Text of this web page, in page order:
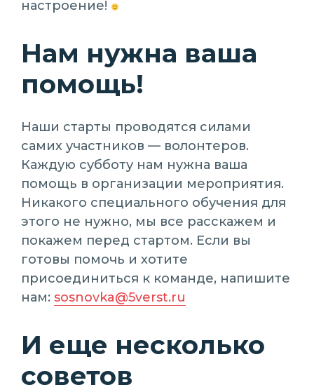
настроение!
Нам нужна ваша
помощь!
Наши старты проводятся силами
самих участников — волонтеров.
Каждую субботу нам нужна ваша
помощь в организации мероприятия.
Никакого специального обучения для
этого не нужно, мы все расскажем и
покажем перед стартом. Если вы
готовы помочь и хотите
присоединиться к команде, напишите
нам: sosnovka@5verst.ru
И еще несколько
советов